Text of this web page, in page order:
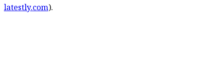
latestly.com).